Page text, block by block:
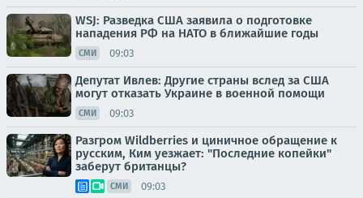
WSJ: Разведка США заявила о подготовке
нападения РФ на НАТО в ближайшие годы
СМИ 09:03
Депутат Ивлев: Другие страны вслед за США
могут отказать Украине в военной помощи
СМИ 09:03
Разгром Wildberries и циничное обращение к
русским, Ким уезжает: "Последние копейки"
заберут британцы?
СМИ 09:03